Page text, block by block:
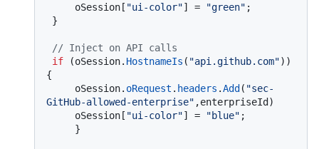
     oSession[
"ui-color"] = "green" ;
// Inject on API calls
if (oSession. HostnameIs ( "api.github.com"))
{
     oSession.
oRequest . headers .Add ( "sec-
GitHub-allowed-enterprise" ,enterpriseId)
     oSession[
"ui-color"] = "blue" ;